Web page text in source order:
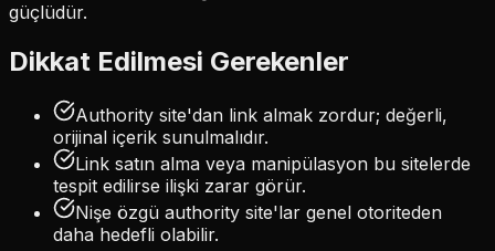
güçlüdür.
Dikkat Edilmesi Gerekenler
Authority site'dan link almak zordur; değerli,
orijinal içerik sunulmalıdır.
Link satın alma veya manipülasyon bu sitelerde
tespit edilirse ilişki zarar görür.
Nişe özgü authority site'lar genel otoriteden
daha hedefli olabilir.